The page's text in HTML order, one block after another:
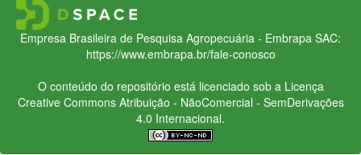
Empresa Brasileira de Pesquisa Agropecuária - Embrapa SAC:
https://www.embrapa.br/fale-conosco
O conteúdo do repositório está licenciado sob a Licença
Creative CommonsAtribuição - NãoComercial - SemDerivações
4.0 Internacional.